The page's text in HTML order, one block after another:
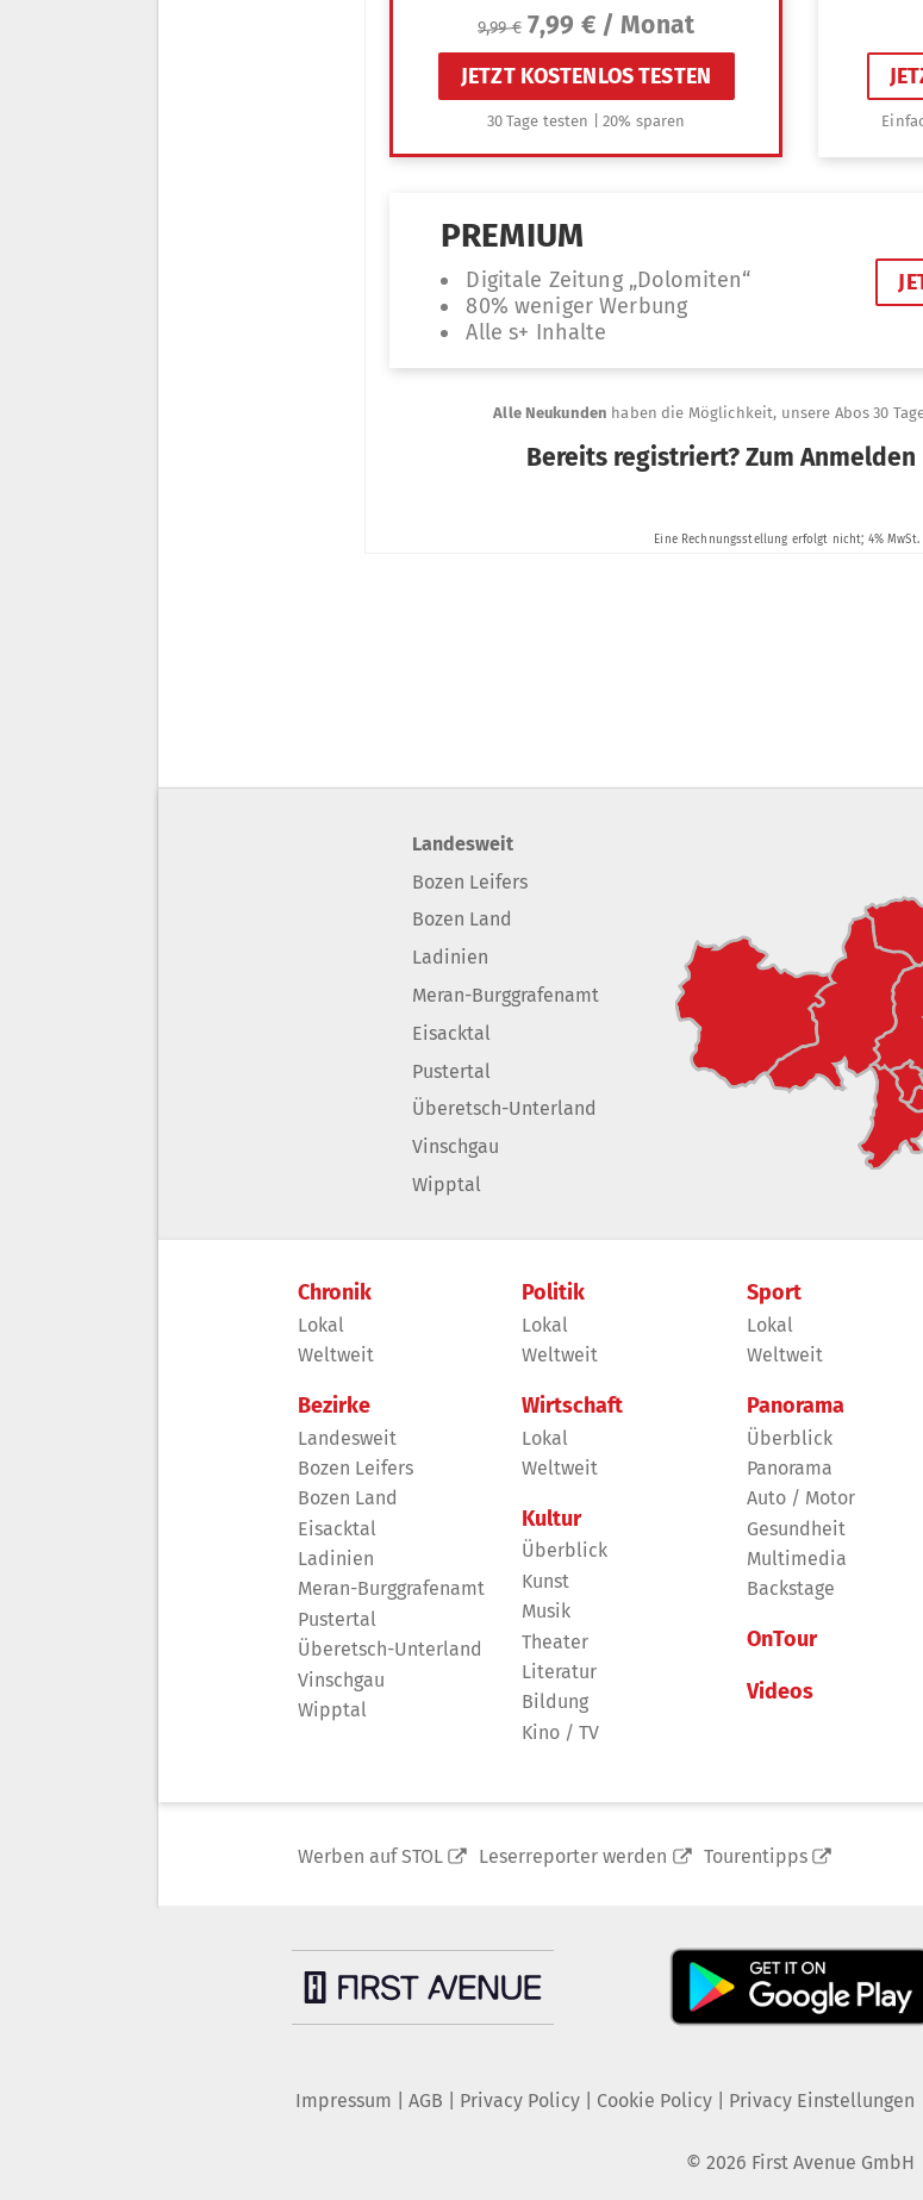
Landesweit
Bozen Leifers
Bozen Land
Ladinien
Meran-Burggrafenamt
Eisacktal
Pustertal
Überetsch-Unterland
Vinschgau
Wipptal
Chronik
Lokal
Weltweit
Bezirke
Landesweit
Bozen Leifers
Bozen Land
Eisacktal
Ladinien
Meran-Burggrafenamt
Pustertal
Überetsch-Unterland
Vinschgau
Wipptal
Politik
Lokal
Weltweit
Wirtschaft
Lokal
Weltweit
Kultur
Überblick
Kunst
Musik
Theater
Literatur
Bildung
Kino / TV
Sport
Lokal
Weltweit
Panorama
Überblick
Panorama
Auto / Motor
Gesundheit
Multimedia
Backstage
OnTour
Videos
Werben auf STOL Leserreporter werden Tourentipps
Impressum AGB Privacy Policy| Cookie Policy| Privacy Einstellungen
© 2026 First Avenue GmbH